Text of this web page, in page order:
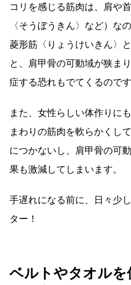
コリを感じる筋肉は、肩や
〈そうぼうきん〉など）な
菱形筋〈りょうけいきん〉
と、肩甲骨の可動域が狭ま
症する恐れもでてくるのです
また、女性らしい体作りに
まわりの筋肉を軟らかくし
につかないし、肩甲骨の可
果も激減してしまいます。
手遅れになる前に、日々少
ター！
ベルトやタオル